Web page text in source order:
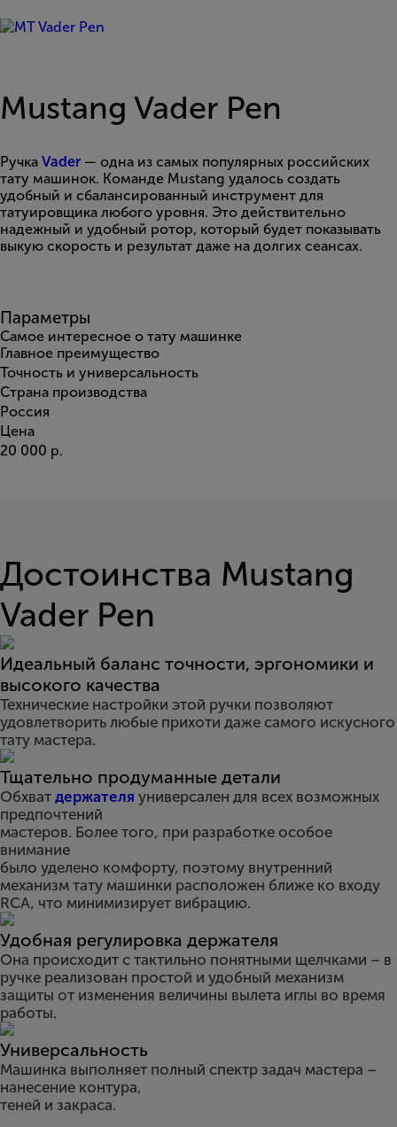
Mustang Vader Pen
Ручка Vader — одна из самых популярных российских
тату машинок. Команде Mustang удалось создать
удобный и сбалансированный инструмент для
татуировщика любого уровня. Это действительно
надежный и удобный ротор, который будет показывать
выкую скорость и результат даже на долгих сеансах.
Параметры
Самое интересное о тату машинке
Главное преимущество
Точность и универсальность
Страна производства
Россия
Цена
20 000 р.
Достоинства Mustang
Vader Pen
Идеальный баланс точности, эргономики и
высокого качества
Технические настройки этой ручки позволяют
удовлетворить любые прихоти даже самого искусного
тату мастера.
Тщательно продуманные детали
Обхват держателя универсален для всех возможных
предпочтений
мастеров. Более того, при разработке особое
внимание
было уделено комфорту, поэтому внутренний
механизм тату машинки расположен ближе ко входу
RCA, что минимизирует вибрацию.
Удобная регулировка держателя
Она происходит с тактильно понятными щелчками – в
ручке реализован простой и удобный механизм
защиты от изменения величины вылета иглы во время
работы.
Универсальность
Машинка выполняет полный спектр задач мастера –
нанесение контура,
теней и закраса.